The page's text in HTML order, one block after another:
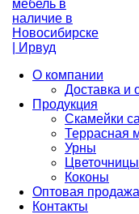
О компании
Доставка и
Продукция
Скамейки
Террасная
Урны
Коконы
Оптовая продажа
Контакты